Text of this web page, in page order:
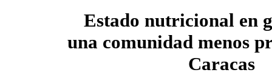
Estado nutricional en
una comunidad menos
Caracas